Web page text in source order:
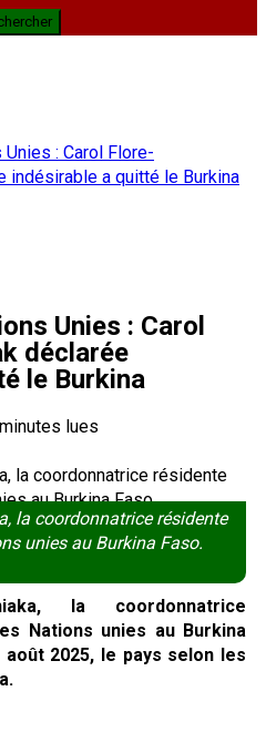
: Carol Flore-
indésirable a quitté le Burkina
Unies : Carol
déclarée
le Burkina
lues
la coordonnatrice résidente
unies au Burkina Faso.
la coordonnatrice
Nations unies au Burkina
2025, le pays selon les